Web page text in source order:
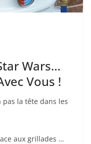
Wars…
Vous !
pas la tête dans les
aux grillades …